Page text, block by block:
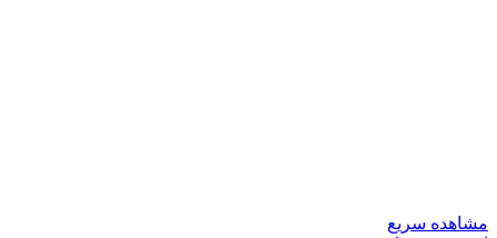
مشاهده سریع